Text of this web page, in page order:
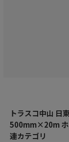
トラスコ中山 日
500mm×20m ホ
連カテゴリ